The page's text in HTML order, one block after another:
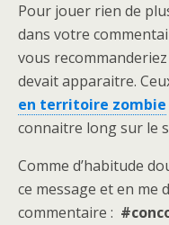
Pour jouer rien de
dans votre
vous
devait apparaitre.
en territoire zombie
connaitre long sur le
Comme d’habitude
ce message et en me
commentaire :